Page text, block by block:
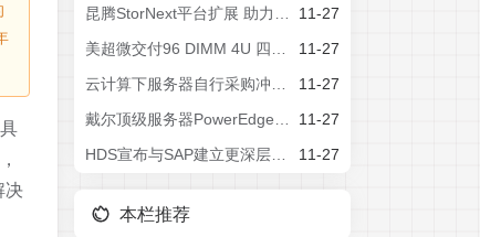
决
11-27
11-27
11-27
11-27
11-27
本栏推荐